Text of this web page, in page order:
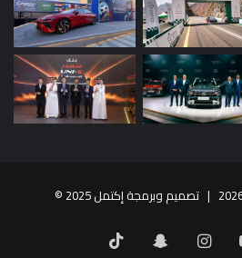
تصميم وبرمجة إكتمل 2025 ©
يوتيوب انستقرام سناب